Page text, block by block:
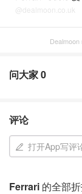
@dealmoon.co.uk
问大家0
评论
打开App写评
Ferrari 的全部